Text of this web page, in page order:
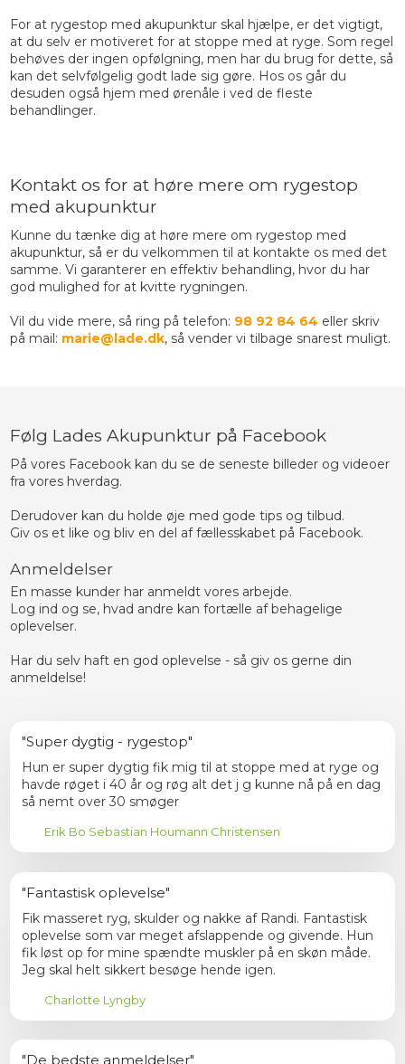
For at rygestop med akupunktur skal hjælpe, er det vigtigt,
at du selv er motiveret for at stoppe med at ryge. Som regel
behøves der ingen opfølgning, men har du brug for dette, så
kan det selvfølgelig godt lade sig gøre. Hos os går du
desuden også hjem med ørenåle i ved de fleste
behandlinger.
Kontakt os for at høre mere om rygestop
med akupunktur
Kunne du tænke dig at høre mere om rygestop med
akupunktur, så er du velkommen til at kontakte os med det
samme. Vi garanterer en effektiv behandling, hvor du har
god mulighed for at kvitte rygningen.
Vil du vide mere, så ring på telefon: 98 92 84 64 eller skriv
på mail: marie@lade.dk, så vender vi tilbage snarest muligt.​
Følg Lades Akupunktur på Facebook
På vores Facebook kan du se de seneste billeder og videoer
fra vores hverdag.
​Derudover kan du holde øje med gode tips og tilbud.
​Giv os et like og bliv en del af fællesskabet på Facebook.
Anmeldelser
En masse kunder har anmeldt vores arbejde.
Log ind og se, hvad andre kan fortælle af behagelige
oplevelser.
Har du selv haft en god oplevelse - så giv os gerne din
anmeldelse!​
"Super dygtig - rygestop"
Hun er super dygtig fik mig til at stoppe med at ryge og
havde røget i 40 år og røg alt det j g kunne nå på en dag
så nemt over 30 smøger
Erik Bo Sebastian Houmann Christensen
"Fantastisk oplevelse"
Fik masseret ryg, skulder og nakke af Randi. Fantastisk
oplevelse som var meget afslappende og givende. Hun
fik løst op for mine spændte muskler på en skøn måde.
Jeg skal helt sikkert besøge hende igen.
Charlotte Lyngby
"De bedste anmeldelser"